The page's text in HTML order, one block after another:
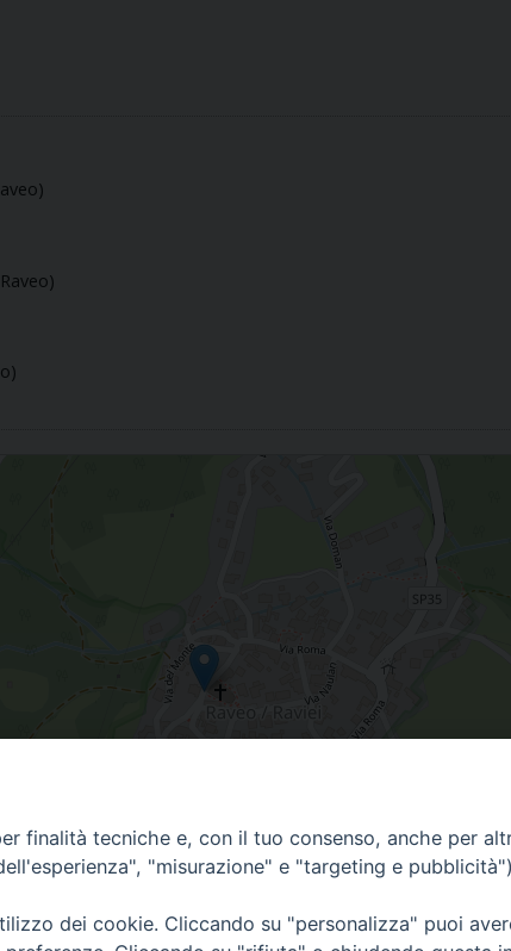
finalità tecniche e, con il tuo consenso, anche per
"misurazione" e "targeting e
dei cookie. Cliccando su "personalizza" puoi